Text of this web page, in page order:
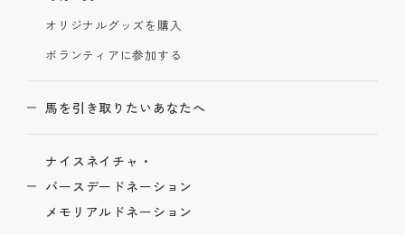
オリジナルグッズを購入
ボランティアに参加する
馬を引き取りたいあなたへ
ナイスネイチャ・
バースデードネーション
メモリアルドネーション